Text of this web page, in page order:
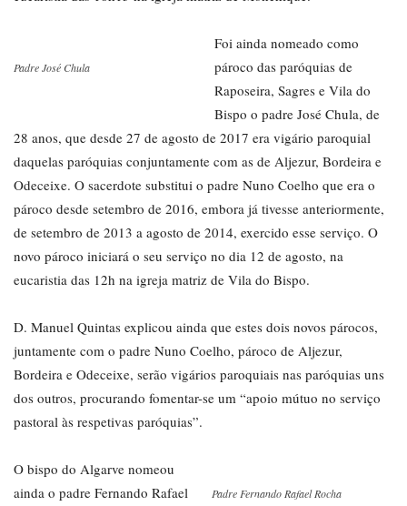
Padre José Chula
Foi ainda nomeado como
pároco das paróquias de
Raposeira, Sagres e Vila do
Bispo o padre José Chula, de
28 anos, que desde 27 de agosto de 2017 era vigário paroquial
daquelas paróquias conjuntamente com as de Aljezur, Bordeira e
Odeceixe. O sacerdote substitui o padre Nuno Coelho que era o
pároco desde setembro de 2016, embora já tivesse anteriormente,
de setembro de 2013 a agosto de 2014, exercido esse serviço. O
novo pároco iniciará o seu serviço no dia 12 de agosto, na
eucaristia das 12h na igreja matriz de Vila do Bispo.
D. Manuel Quintas explicou ainda que estes dois novos párocos,
juntamente com o padre Nuno Coelho, pároco de Aljezur,
Bordeira e Odeceixe, serão vigários paroquiais nas paróquias uns
dos outros, procurando fomentar-se um “apoio mútuo no serviço
pastoral às respetivas paróquias”.
Padre Fernando Rafael Rocha
O bispo do Algarve nomeou
ainda o padre Fernando Rafael